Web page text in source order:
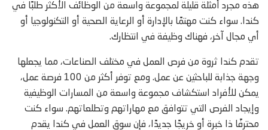
هذه مجرد أمثلة قليلة لمجموعة واسعة من الوظائف الأكثر طلبًا في
كندا. سواء كنت مهتمًا بالإدارة أو الرعاية الصحية أو التكنولوجيا أو
أي مجال آخر، فهناك وظيفة في انتظارك.
تقدم كندا ثروة من فرص العمل في مختلف الصناعات، مما يجعلها
وجهة جذابة للباحثين عن عمل. ومع توفر أكثر من 100 فرصة عمل،
يمكن للأفراد استكشاف مجموعة واسعة من المسارات الوظيفية
وإيجاد الفرص التي تتوافق مع مهاراتهم وتطلعاتهم. سواء كنت
محترفًا ذا خبرة أو خريجًا جديدًا، فإن سوق العمل في كندا يقدم